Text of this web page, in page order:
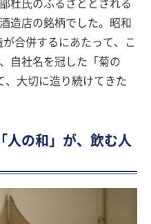
杜氏のふるさととされる
造店の銘柄でした。昭和
合併するにあたって、こ
自社名を冠した「菊の
、大切に造り続けてきた
人の和」が、飲む人